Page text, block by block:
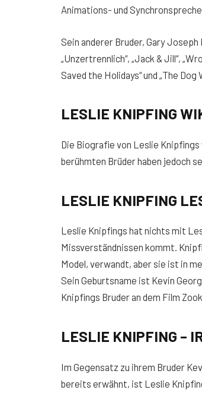
Animations- und
Sein anderer Bruder, Gary
„Unzertrennlich“, „Jack & Jill“,
Saved the Holidays“ und „The Dog
LESLIE KNIPFING
Die Biografie von Leslie
berühmten Brüder haben jedoch
LESLIE KNIPFING
Leslie Knipfings hat nichts mit
Missverständnissen kommt.
Model, verwandt, aber sie ist in
Sein Geburtsname ist Kevin
Knipfings Bruder an dem Film
LESLIE KNIPFING –
Im Gegensatz zu ihrem Bruder
bereits erwähnt, ist Leslie